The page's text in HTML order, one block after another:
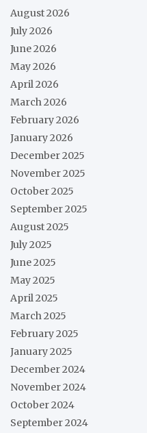
August 2026
July 2026
June 2026
May 2026
April 2026
March 2026
February 2026
January 2026
December 2025
November 2025
October 2025
September 2025
August 2025
July 2025
June 2025
May 2025
April 2025
March 2025
February 2025
January 2025
December 2024
November 2024
October 2024
September 2024